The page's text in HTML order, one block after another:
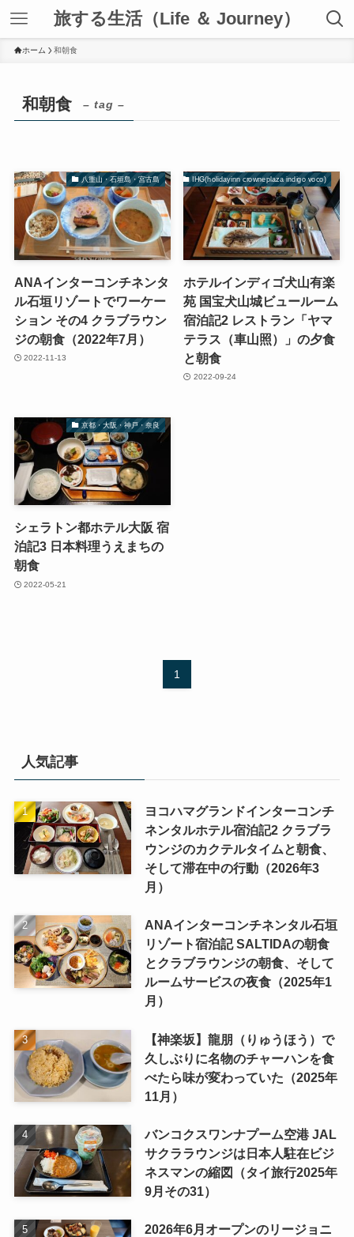
旅する生活（Life ＆ Journey）
ホーム 和朝食
和朝食 – tag –
八重山・石垣島・宮古島
ANAインターコンチネンタ
ル石垣リゾートでワーケー
ション その4 クラブラウン
ジの朝食（2022年7月）
2022-11-13
IHG(holidayinn crowneplaza indigo voco)
ホテルインディゴ犬山有楽
苑 国宝犬山城ビュールーム
宿泊記2 レストラン「ヤマ
テラス（車山照）」の夕食
と朝食
2022-09-24
京都・大阪・神戸・奈良
シェラトン都ホテル大阪 宿
泊記3 日本料理うえまちの
朝食
2022-05-21
1
人気記事
ヨコハマグランドインターコンチ
ネンタルホテル宿泊記2 クラブラ
ウンジのカクテルタイムと朝食、
そして滞在中の行動（2026年3
月）
ANAインターコンチネンタル石垣
リゾート宿泊記 SALTIDAの朝食
とクラブラウンジの朝食、そして
ルームサービスの夜食（2025年1
月）
【神楽坂】龍朋（りゅうほう）で
久しぶりに名物のチャーハンを食
べたら味が変わっていた（2025年
11月）
バンコクスワンナプーム空港 JAL
サクララウンジは日本人駐在ビジ
ネスマンの縮図（タイ旅行2025年
9月その31）
2026年6月オープンのリージョニ